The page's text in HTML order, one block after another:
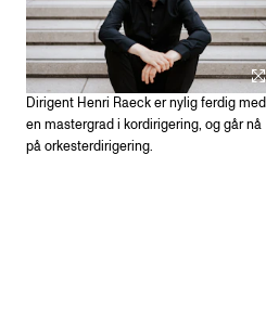
Dirigent Henri Raeck er nylig ferdig med
en mastergrad i kordirigering, og går nå
på orkesterdirigering.